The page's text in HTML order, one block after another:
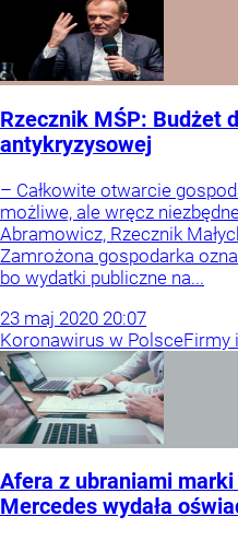
Rzecznik MŚP: Budżet
antykryzysowej
– Całkowite otwarcie
możliwe, ale wręcz
Abramowicz, Rzecznik
Zamrożona gospodarka
bo wydatki publiczne na...
23 maj 2020 20:07
Koronawirus w PolsceFirmy
Afera z ubraniami
Mercedes wydała